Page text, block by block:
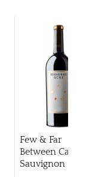
Few & Far
Between
Sauvignon